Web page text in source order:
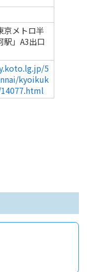
京メトロ半
駅」A3出口
5
kyoikuk